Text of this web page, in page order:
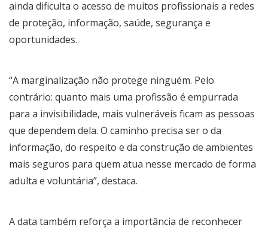
ainda dificulta o acesso de muitos profissionais a redes
de proteção, informação, saúde, segurança e
oportunidades.
“A marginalização não protege ninguém. Pelo
contrário: quanto mais uma profissão é empurrada
para a invisibilidade, mais vulneráveis ficam as pessoas
que dependem dela. O caminho precisa ser o da
informação, do respeito e da construção de ambientes
mais seguros para quem atua nesse mercado de forma
adulta e voluntária”, destaca.
A data também reforça a importância de reconhecer